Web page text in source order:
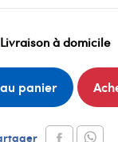
Livraison à domicile
panier